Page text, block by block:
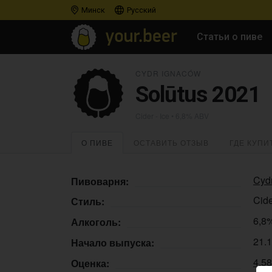
Минск Русский
Статьи о пиве
Solūtus 2021
О ПИВЕ
Пивоварня:
Стиль:
Алкоголь:
Начало выпуска:
Оценка: